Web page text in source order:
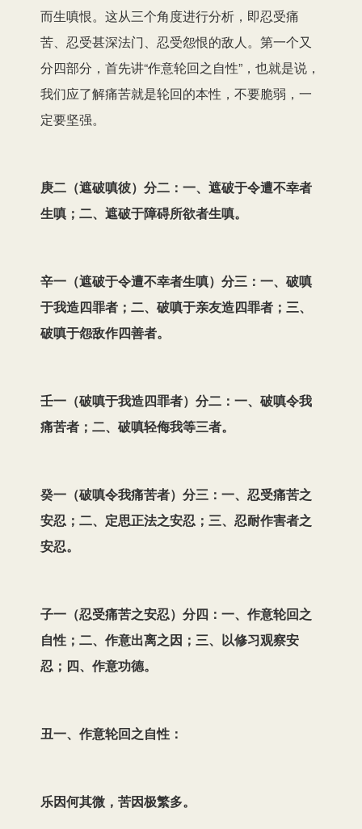
而生嗔恨。这从三个角度进行分析，即忍受痛
苦、忍受甚深法门、忍受怨恨的敌人。第一个又
分四部分，首先讲“作意轮回之自性”，也就是说，
我们应了解痛苦就是轮回的本性，不要脆弱，一
定要坚强。
庚二（遮破嗔彼）分二：一、遮破于令遭不幸者
生嗔；二、遮破于障碍所欲者生嗔。
辛一（遮破于令遭不幸者生嗔）分三：一、破嗔
于我造四罪者；二、破嗔于亲友造四罪者；三、
破嗔于怨敌作四善者。
壬一（破嗔于我造四罪者）分二：一、破嗔令我
痛苦者；二、破嗔轻侮我等三者。
癸一（破嗔令我痛苦者）分三：一、忍受痛苦之
安忍；二、定思正法之安忍；三、忍耐作害者之
安忍。
子一（忍受痛苦之安忍）分四：一、作意轮回之
自性；二、作意出离之因；三、以修习观察安
忍；四、作意功德。
丑一、作意轮回之自性：
乐因何其微，苦因极繁多。